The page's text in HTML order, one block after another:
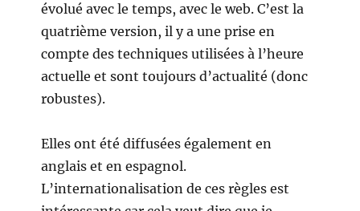
évolué avec le temps, avec le web. C’est la
quatrième version, il y a une prise en
compte des techniques utilisées à l’heure
actuelle et sont toujours d’actualité (donc
robustes).
Elles ont été diffusées également en
anglais et en espagnol.
L’internationalisation de ces règles est